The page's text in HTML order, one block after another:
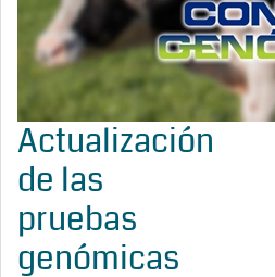
Actualización
de las
pruebas
genómicas